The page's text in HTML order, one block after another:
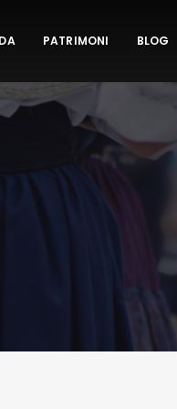
PATRIMONI BLOG